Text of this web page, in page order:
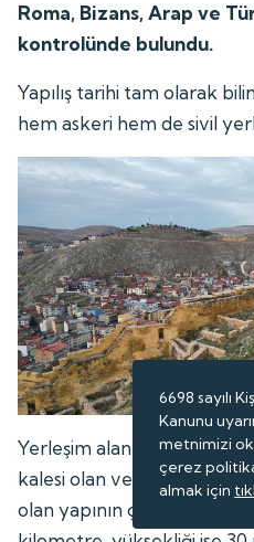
Roma, Bizans, Arap ve
kontrolünde bulundu.
Yapılış tarihi tam olarak
hem askeri hem de sivil
Yerleşim alanı açısından
kalesi olan ve 150 bin
olan yapının çevresindeki
6698 sayılı
Kanunu
metnimizi
çerez
almak için